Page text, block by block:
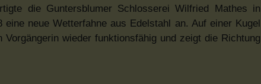
die Guntersblumer Schlosserei Wilfried Mathes in
eine neue Wetterfahne aus Edelstahl an. Auf einer Kugel
wieder funktionsfähig und zeigt die Richtung